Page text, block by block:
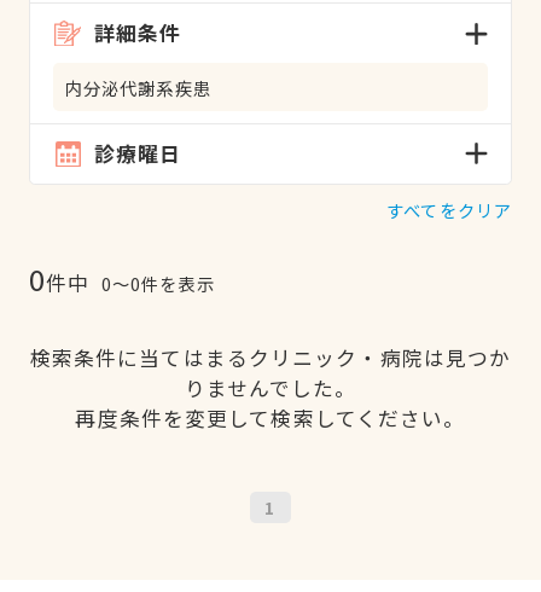
詳細条件
内分泌代謝系疾患
診療曜日
すべてをクリア
0件中 0〜0件を表示
検索条件に当てはまるクリニック・病院は見つか
りませんでした。
再度条件を変更して検索してください。
1